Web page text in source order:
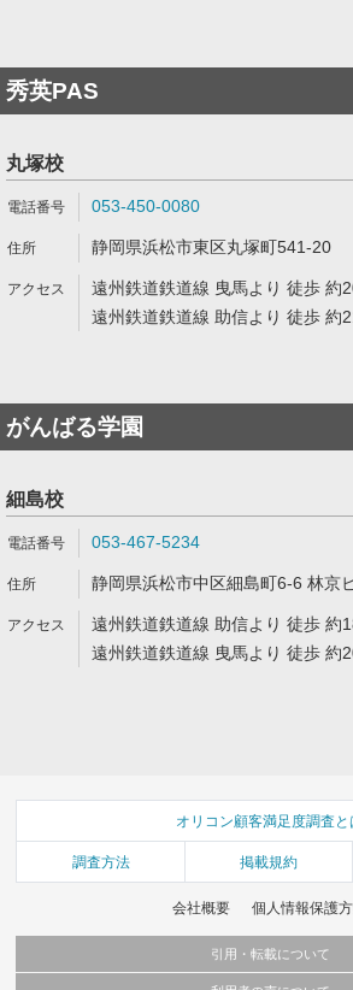
秀英PAS
丸塚校
053-450-0080
静岡県浜松市東区丸塚町541-20
遠州鉄道鉄道線 曳馬より 徒歩 約
遠州鉄道鉄道線 助信より 徒歩 約
がんばる学園
細島校
053-467-5234
静岡県浜松市中区細島町6-6 林京
遠州鉄道鉄道線 助信より 徒歩 約
遠州鉄道鉄道線 曳馬より 徒歩 約
オリコン顧客満足度調査と
調査方法 掲載規約
会社概要 個人情報保護
引用・転載について